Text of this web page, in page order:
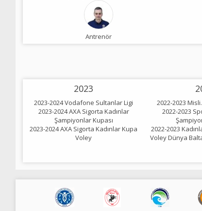
Antrenör
2023
2023-2024 Vodafone Sultanlar Ligi
2023-2024 AXA Sigorta Kadınlar
Şampiyonlar Kupası
2023-2024 AXA Sigorta Kadınlar Kupa
Voley
2022-2023
2022-2023
2022-2023
Voley Dünya